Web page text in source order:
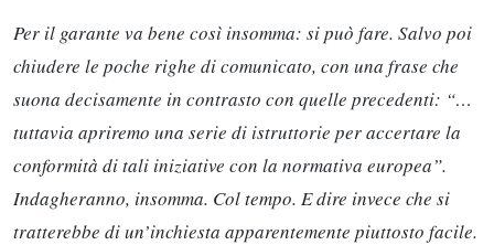
Per il garante va bene così insomma: si può fare. Salvo poi
chiudere le poche righe di comunicato, con una frase che
suona decisamente in contrasto con quelle precedenti: “…
tuttavia apriremo una serie di istruttorie per accertare la
conformità di tali iniziative con la normativa europea”.
Indagheranno, insomma. Col tempo. E dire invece che si
tratterebbe di un’inchiesta apparentemente piuttosto facile.